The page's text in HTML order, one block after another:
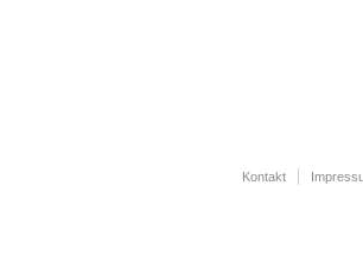
Kontakt